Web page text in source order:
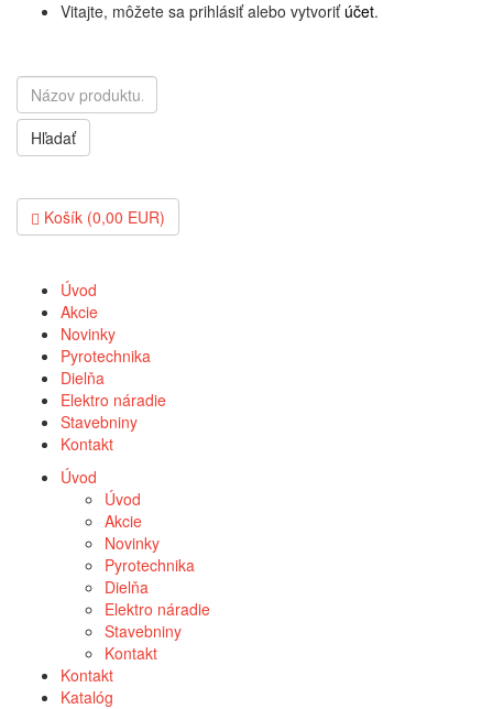
Vitajte, môžete sa prihlásiť alebo vytvoriť účet.
Hľadať
Košík (0,00 EUR)
Úvod
Akcie
Novinky
Pyrotechnika
Dielňa
Elektro náradie
Stavebniny
Kontakt
Úvod
Úvod
Akcie
Novinky
Pyrotechnika
Dielňa
Elektro náradie
Stavebniny
Kontakt
Kontakt
Katalóg